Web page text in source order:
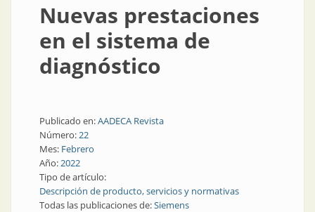
Nuevas prestaciones
en el sistema de
diagnóstico
Publicado en:AADECA Revista
Número:22
Mes: Febrero
Año:2022
Tipo de artículo:
Descripción de producto, servicios y normativas
Todas las publicaciones de:Siemens